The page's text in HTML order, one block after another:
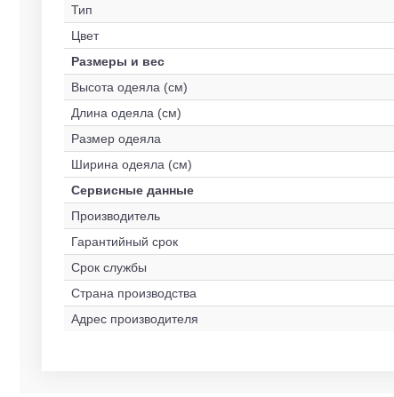
Тип
Цвет
Размеры и вес
Высота одеяла (см)
Длина одеяла (см)
Размер одеяла
Ширина одеяла (см)
Сервисные данные
Производитель
Гарантийный срок
Срок службы
Страна производства
Адрес производителя